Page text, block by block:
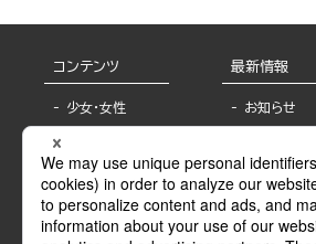
コンテンツ
少女・女性
BL
ライトノベル
青年・一般
最新情報
お知らせ
報
書店様へ
海外ライセ